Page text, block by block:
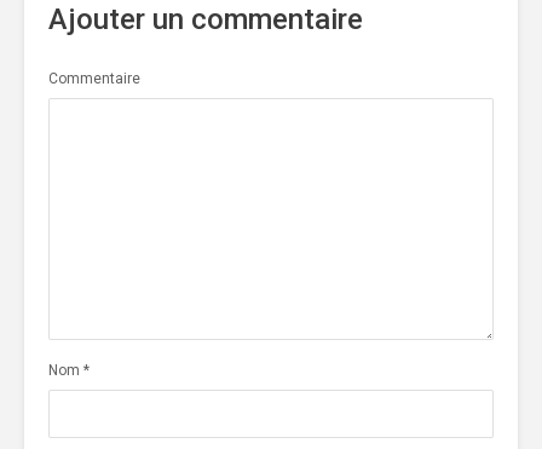
Ajouter un commentaire
Commentaire
Nom *